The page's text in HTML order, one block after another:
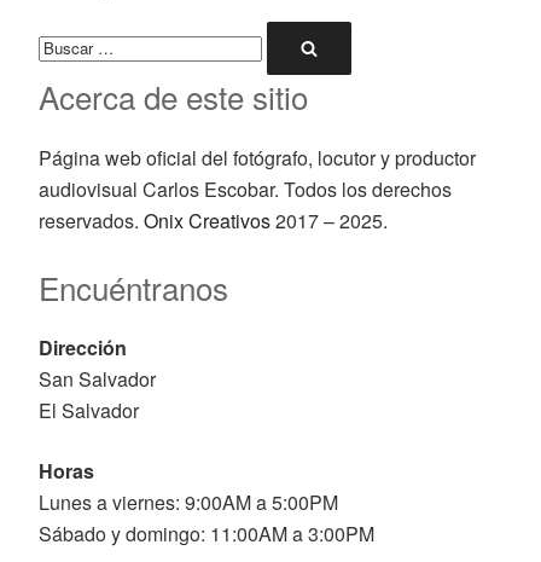
Buscar
por:
Acerca de este sitio
Página web oficial del fotógrafo, locutor y productor
audiovisual Carlos Escobar. Todos los derechos
reservados. Onix Creativos2017 – 2025.
Encuéntranos
Dirección
San Salvador
El Salvador
Horas
Lunes a viernes: 9:00AM a 5:00PM
Sábado y domingo: 11:00AM a 3:00PM